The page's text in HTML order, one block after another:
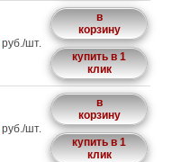
руб./шт.
в
корзину
купить в 1
клик
руб./шт.
в
корзину
купить в 1
клик